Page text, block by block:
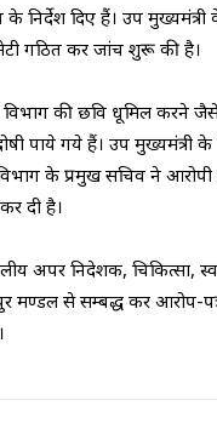
निर्देश दिए हैं। उप
गठित कर जांच शुरू की है।
की छवि धूमिल करने जैसे
पाये गये हैं। उप मुख्यमंत्री के
के प्रमुख सचिव ने
दी है।
अपर निदेशक, चिकित्सा,
मण्डल से सम्बद्ध कर आरोप-